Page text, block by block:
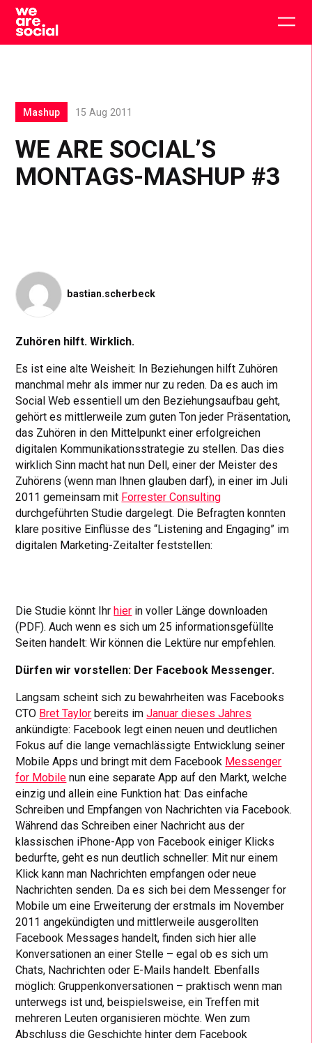
Skip
content
WE ARE SOCIAL’S
MONTAGS-MASHUP #3
Mashup 15 Aug 2011
bastian.scherbeck
Zuhören hilft. Wirklich.
Es ist eine alte Weisheit: In Beziehungen hilft Zuhören
manchmal mehr als immer nur zu reden. Da es auch im
Social Web essentiell um den Beziehungsaufbau geht,
gehört es mittlerweile zum guten Ton jeder Präsentation,
das Zuhören in den Mittelpunkt einer erfolgreichen
digitalen Kommunikationsstrategie zu stellen. Das dies
wirklich Sinn macht hat nun Dell, einer der Meister des
Zuhörens (wenn man Ihnen glauben darf), in einer im Juli
2011 gemeinsam mit Forrester Consulting
durchgeführten Studie dargelegt. Die Befragten konnten
klare positive Einflüsse des “Listening and Engaging” im
digitalen Marketing-Zeitalter feststellen:
Die Studie könnt Ihr hier in voller Länge downloaden
(PDF). Auch wenn es sich um 25 informationsgefüllte
Seiten handelt: Wir können die Lektüre nur empfehlen.
Dürfen wir vorstellen: Der Facebook Messenger.
Langsam scheint sich zu bewahrheiten was Facebooks
CTO Bret Taylor bereits imJanuar dieses Jahres
ankündigte: Facebook legt einen neuen und deutlichen
Fokus auf die lange vernachlässigte Entwicklung seiner
Mobile Apps und bringt mit dem Facebook Messenger
for Mobile nun eine separate App auf den Markt, welche
einzig und allein eine Funktion hat: Das einfache
Schreiben und Empfangen von Nachrichten via Facebook.
Während das Schreiben einer Nachricht aus der
klassischen iPhone-App von Facebook einiger Klicks
bedurfte, geht es nun deutlich schneller: Mit nur einem
Klick kann man Nachrichten empfangen oder neue
Nachrichten senden. Da es sich bei dem Messenger for
Mobile um eine Erweiterung der erstmals im November
2011 angekündigten und mittlerweile ausgerollten
Facebook Messages handelt, finden sich hier alle
Konversationen an einer Stelle – egal ob es sich um
Chats, Nachrichten oder E-Mails handelt. Ebenfalls
möglich: Gruppenkonversationen – praktisch wenn man
unterwegs ist und, beispielsweise, ein Treffen mit
mehreren Leuten organisieren möchte. Wen zum
Abschluss die Geschichte hinter dem Facebook